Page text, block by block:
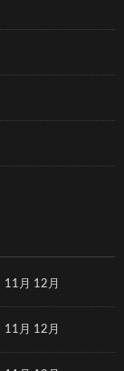
11月 12月
11月 12月